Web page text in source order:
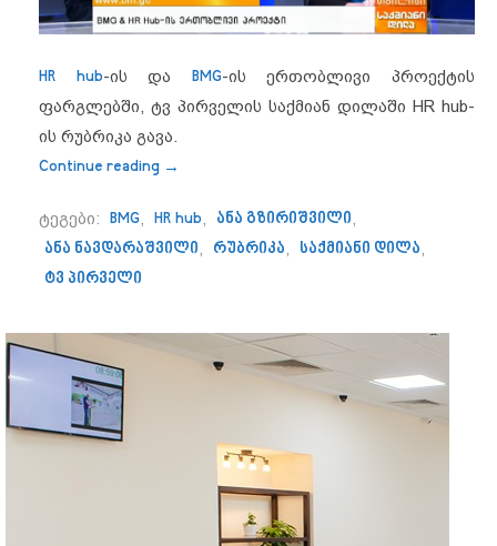
HR hub-ის და BMG-ის ერთობლივი პროექტის
ფარგლებში, ტვ პირველის საქმიან დილაში HR hub-
ის რუბრიკა გავა.
Continue reading “HR hub-ის და BMG-ის ერთობლივი
→
ტეგები: BMG, HR hub, ანა გზირიშვილი,
ანა ნავდარაშვილი, რუბრიკა, საქმიანი დილა,
ტვ პირველი